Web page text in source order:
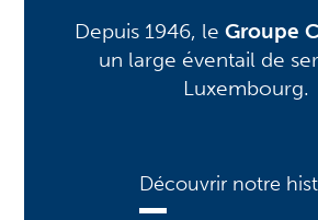
Depuis 1946, le Groupe
un large éventail de
Luxembourg.
Découvrir notre